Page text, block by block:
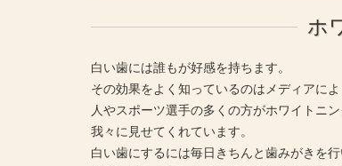
ホ
白い歯には誰もが好感を持ちます。
その効果をよく知っているのはメディアに
人やスポーツ選手の多くの方がホワイトニ
我々に見せてくれています。
白い歯にするには毎日きちんと歯みがきを